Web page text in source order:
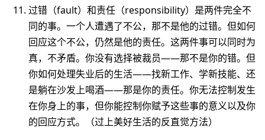
过错（fault）和责任（responsibility）是两件完全不
同的事。一个人遭遇了不公，那不是他的过错。但如何
回应这个不公，仍然是他的责任。这两件事可以同时为
真，不矛盾。你没有选择被裁员——那不是你的错。但
你如何处理失业后的生活——找新工作、学新技能、还
是躺在沙发上喝酒——那是你的责任。你无法控制发生
在你身上的事，但你能控制你赋予这些事的意义以及你
的回应方式。（过上美好生活的反直觉方法）